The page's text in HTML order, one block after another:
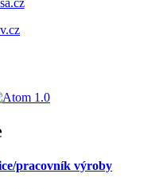
pracovník výroby